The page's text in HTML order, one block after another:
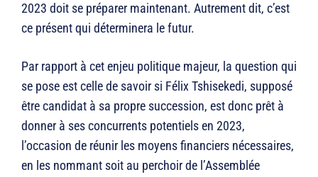
2023 doit se préparer maintenant. Autrement dit, c’est
ce présent qui déterminera le futur.
Par rapport à cet enjeu politique majeur, la question qui
se pose est celle de savoir si Félix Tshisekedi, supposé
être candidat à sa propre succession, est donc prêt à
donner à ses concurrents potentiels en 2023,
l’occasion de réunir les moyens financiers nécessaires,
en les nommant soit au perchoir de l’Assemblée